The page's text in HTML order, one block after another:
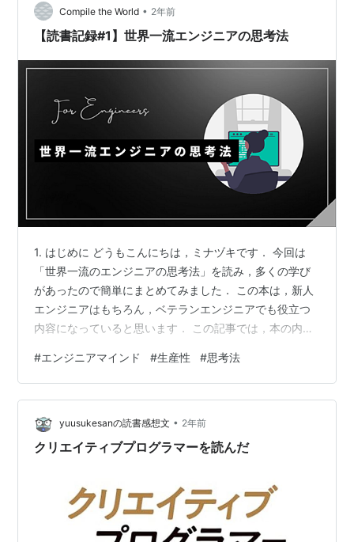
から1週間で高評価を獲得した秘訣 はじめに 私が仕事…
Compile the World • 2年前
【読書記録#1】世界一流エンジニアの思考法
1. はじめに どうもこんにちは，ミナヅキです． 今回は
「世界一流のエンジニアの思考法」を読み，多くの学び
があったので簡単にまとめてみました． この本は，新人
エンジニアはもちろん，ベテランエンジニアでも役立つ
内容になっていると思います． この記事では，本の内容
想をまとめました． 目次 1. はじめに 目次 なぜこの本を
読んだのか 2. 本書のキーコンセプト 試行錯誤は「悪」，
仮説を立てることの重要性 「Be Lazy」の意識 生産性を
上げるマインドセット 知らないことを恥じない 理解には
時間がかかる 積極的に失敗する 3. 学びと感想 失敗を
#エンジニアマインド #生産性 #思考法
yuusukesanの読書感想文 • 2年前
クリエイティブプログラマーを読んだ